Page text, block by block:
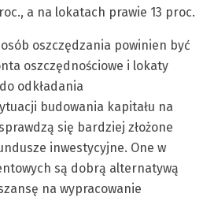
a na lokatach prawie 13 proc.
oszczędzania powinien być
oszczędnościowe i lokaty
odkładania
budowania kapitału na
się bardziej złożone
inwestycyjne. One w
są dobrą alternatywą
na wypracowanie